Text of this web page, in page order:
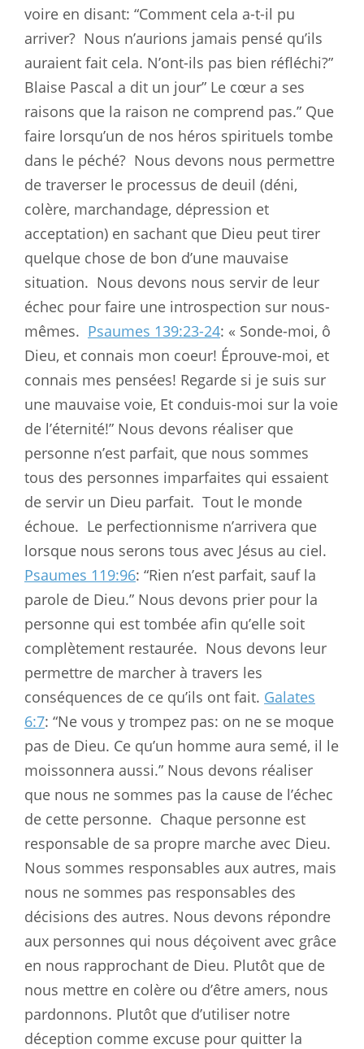
voire en disant: “Comment cela a-t-il pu
arriver? Nous n’aurions jamais pensé qu’ils
auraient fait cela. N’ont-ils pas bien réfléchi?”
Blaise Pascal a dit un jour” Le cœur a ses
raisons que la raison ne comprend pas.” Que
faire lorsqu’un de nos héros spirituels tombe
dans le péché? Nous devons nous permettre
de traverser le processus de deuil (déni,
colère, marchandage, dépression et
acceptation) en sachant que Dieu peut tirer
quelque chose de bon d’une mauvaise
situation. Nous devons nous servir de leur
échec pour faire une introspection sur nous-
mêmes. Psaumes 139:23-24: « Sonde-moi, ô
Dieu, et connais mon coeur! Éprouve-moi, et
connais mes pensées! Regarde si je suis sur
une mauvaise voie, Et conduis-moi sur la voie
de l’éternité!” Nous devons réaliser que
personne n’est parfait, que nous sommes
tous des personnes imparfaites qui essaient
de servir un Dieu parfait. Tout le monde
échoue. Le perfectionnisme n’arrivera que
lorsque nous serons tous avec Jésus au ciel.
Psaumes 119:96: “Rien n’est parfait, sauf la
parole de Dieu.” Nous devons prier pour la
personne qui est tombée afin qu’elle soit
complètement restaurée. Nous devons leur
permettre de marcher à travers les
conséquences de ce qu’ils ont fait. Galates
6:7: “Ne vous y trompez pas: on ne se moque
pas de Dieu. Ce qu’un homme aura semé, il le
moissonnera aussi.” Nous devons réaliser
que nous ne sommes pas la cause de l’échec
de cette personne. Chaque personne est
responsable de sa propre marche avec Dieu.
Nous sommes responsables aux autres, mais
nous ne sommes pas responsables des
décisions des autres. Nous devons répondre
aux personnes qui nous déçoivent avec grâce
en nous rapprochant de Dieu. Plutôt que de
nous mettre en colère ou d’être amers, nous
pardonnons. Plutôt que d’utiliser notre
déception comme excuse pour quitter la